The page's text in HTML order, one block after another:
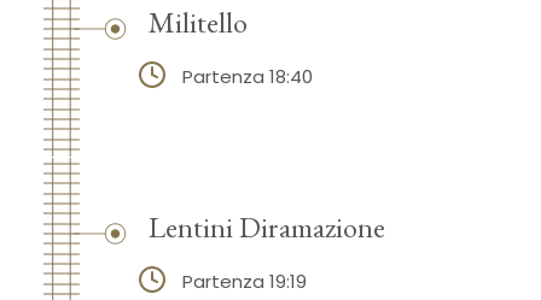
Militello
Partenza 18:40
Lentini Diramazione
Partenza 19:19